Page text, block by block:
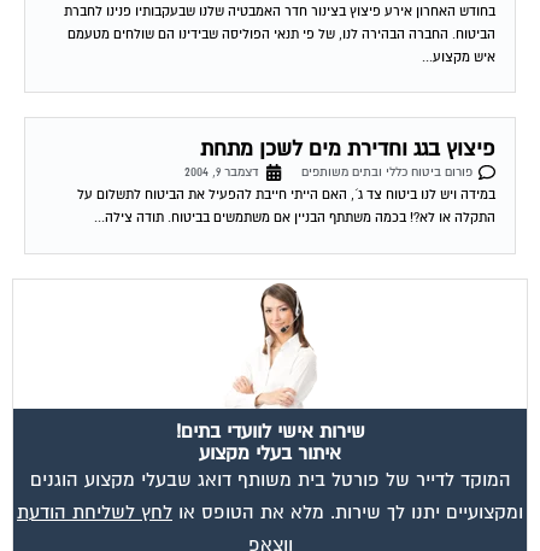
מאשר את תנאי הפרטיות